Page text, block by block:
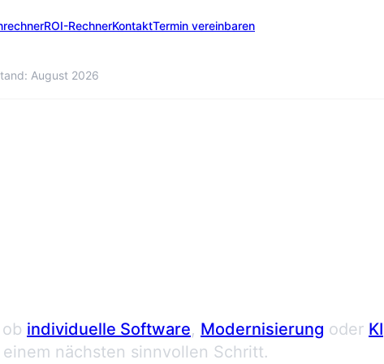
ROI-RechnerKontaktTermin vereinbaren
August 2026
individuelle Software, Modernisierung oder KI
nächsten sinnvollen Schritt.